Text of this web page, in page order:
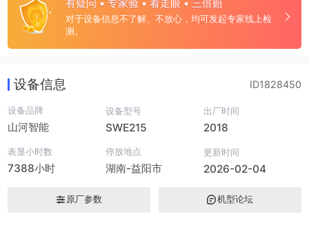
有疑问 • 专家验 • 看走眼 • 三倍赔
对于设备信息不了解、不放心，均可发起专家线上检
测。
设备信息 ID1828450
设备品牌
山河智能
设备型号
SWE215
出厂时间
2018
表显小时数
7388小时
停放地点
湖南-益阳市
更新时间
2026-02-04
原厂参数 机型论坛